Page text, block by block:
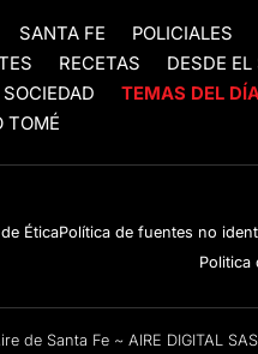
SANTA FE POLICIALES
RECETAS DESDE EL
SOCIEDAD TEMAS DEL
TOMÉ
ÉticaPolítica de fuentes no
Politica
de Santa Fe ~ AIRE DIGITAL